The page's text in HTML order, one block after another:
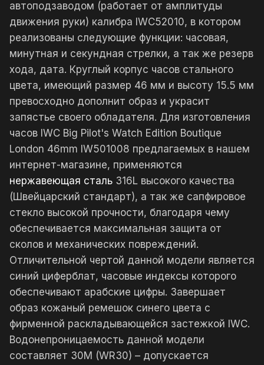
автоподзаводом (работает от амплитуды
движения руки) калибра IWC52010, в котором
реализованы следующие функции: часовая,
минутная и секундная стрелки, а так же резерв
хода, дата. Круглый корпус часов стального
цвета, имеющий размер 46 мм и высоту 15.5 мм
превосходно дополнит образ и украсит
запястье своего обладателя. Для изготовления
часов IWC Big Pilot's Watch Edition Boutique
London 46mm IW501008 предлагаемых в нашем
интернет-магазине, применяются
нержавеющая сталь 316L высокого качества
(Швейцарский стандарт), а так же сапфировое
стекло высокой прочности, благодаря чему
обеспечивается максимальная защита от
сколов и механических повреждений.
Отличительной чертой данной модели является
синий циферблат, часовые индексы которого
обеспечивают арабские цифры. Завершает
образ кожаный ремешок синего цвета с
фирменной раскладывающейся застежкой IWC.
Водонепроницаемость данной модели
составляет 30М (WR30) – допускается